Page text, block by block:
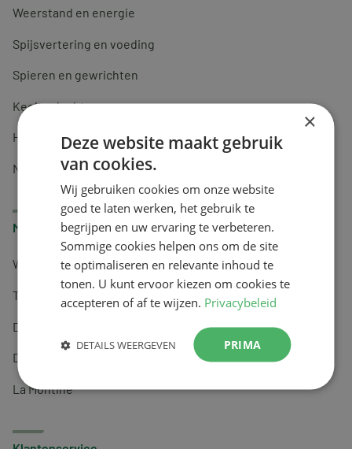
Weerstand en energie
Spijsvertering en voeding
Spieren en gewrichten
Keel en luchtwegen
Huidverzorging
Nachtrust
Merken
Wapiti
Tai-Ginseng
Dermagíq
Draisma
La Montine
×
Deze website maakt gebruik
van cookies.
Wij gebruiken cookies om onze website
goed te laten werken, het gebruik te
begrijpen en uw ervaring te verbeteren.
Sommige cookies helpen ons om de site
te optimaliseren en relevante inhoud te
tonen. U kunt ervoor kiezen om cookies te
accepteren of af te wijzen. Privacybeleid
PRIMA
DETAILS WEERGEVEN